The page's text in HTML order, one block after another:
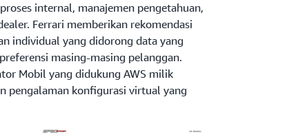
internal, manajemen pengetahuan,
Ferrari memberikan rekomendasi
individual yang didorong data yang
masing-masing pelanggan.
Mobil yang didukung AWS milik
pengalaman konfigurasi virtual yang